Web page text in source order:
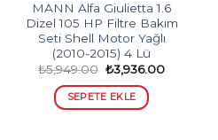
MANN Alfa Giulietta 1.6
Dizel 105 HP Filtre Bakım
Seti Shell Motor Yağlı
(2010-2015) 4 Lü
₺5,949.00 Orijinal
fiyat:
₺5,949.00.
₺3,936.00Şu
SEPETE EKLE